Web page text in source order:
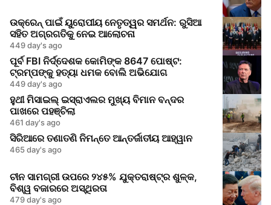
ଉକ୍ରେନ୍ ପାଇଁ ୟୁରୋପୀୟ ନେତୃତ୍ୱର ସମର୍ଥନ: ରୁସିଆ
ସହିତ ଅଗ୍ରଗତିକୁ ନେଇ ଆଲୋଚନା
449 day's ago
ପୂର୍ବ FBI ନିର୍ଦ୍ଦେଶକ କୋମିଙ୍କ 8647 ପୋଷ୍ଟ:
ଟ୍ରମ୍ପଙ୍କୁ ହତ୍ୟା ଧମକ ବୋଲି ଅଭିଯୋଗ
449 day's ago
ହୁଥୀ ମିସାଇଲ୍ ଇସ୍ରାଏଲର ମୁଖ୍ୟ ବିମାନ ବନ୍ଦର
ପାଖରେ ପହଞ୍ଚିଲା
461 day's ago
ସିରିଆରେ ତଣାତଣି ନିମନ୍ତେ ଆନ୍ତର୍ଜାତୀୟ ଆହ୍ୱାନ
465 day's ago
ଚୀନ ସାମଗ୍ରୀ ଉପରେ ୨୪୫% ଯୁକ୍ତରାଷ୍ଟ୍ର ଶୁଳ୍କ,
ବିଶ୍ୱ ବଜାରରେ ଅସ୍ଥିରତା
479 day's ago